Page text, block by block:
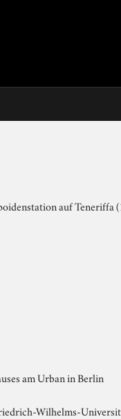
auf Teneriffa
am Urban in Berlin
Wilhelms-